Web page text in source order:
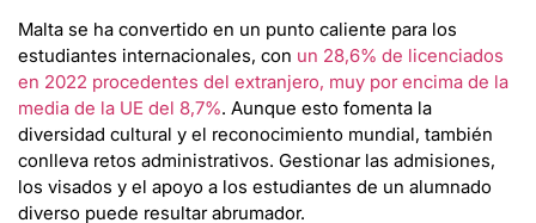
Malta se ha convertido en un punto caliente para los
estudiantes internacionales, con un 28,6% de licenciados
en 2022 procedentes del extranjero, muy por encima de la
media de la UE del 8,7%. Aunque esto fomenta la
diversidad cultural y el reconocimiento mundial, también
conlleva retos administrativos. Gestionar las admisiones,
los visados y el apoyo a los estudiantes de un alumnado
diverso puede resultar abrumador.